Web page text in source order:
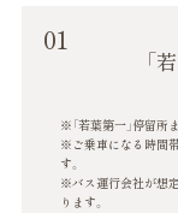
01
「
※「若葉第一」停留
※ご乗車になる時間
す。
※バス運行会社が想
ります。